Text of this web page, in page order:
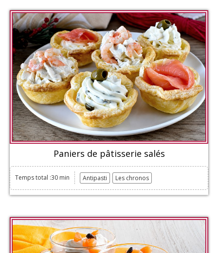
Paniers de pâtisserie salés
Temps total :30 min Antipasti Les chronos